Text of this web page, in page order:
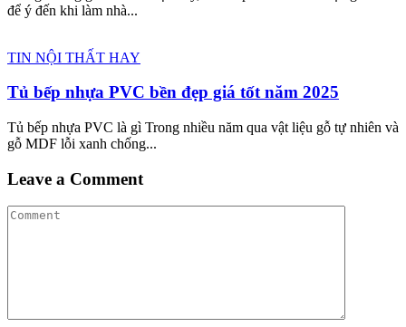
để ý đến khi làm nhà...
TIN NỘI THẤT HAY
Tủ bếp nhựa PVC bền đẹp giá tốt năm 2025
Tủ bếp nhựa PVC là gì Trong nhiều năm qua vật liệu gỗ tự nhiên và
gỗ MDF lỗi xanh chống...
Leave a Comment